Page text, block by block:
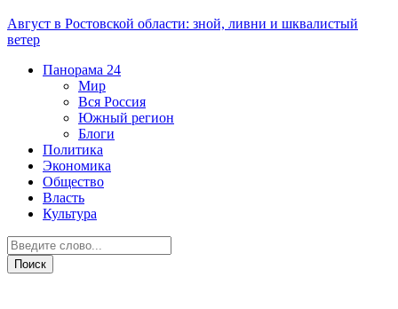
Август в Ростовской области: зной, ливни и шквалистый
ветер
Панорама 24
Мир
Вся Россия
Южный регион
Блоги
Политика
Экономика
Общество
Власть
Культура